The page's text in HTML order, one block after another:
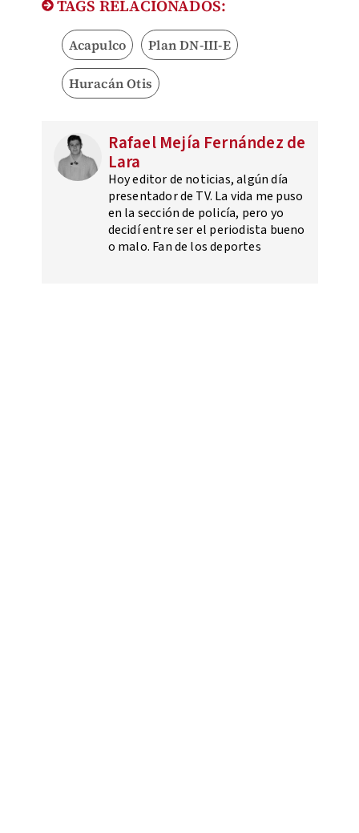
TAGS RELACIONADOS:
Acapulco Plan DN-III-E
Huracán Otis
Rafael Mejía Fernández de
Lara
Hoy editor de noticias, algún día
presentador de TV. La vida me puso
en la sección de policía, pero yo
decidí entre ser el periodista bueno
o malo. Fan de los deportes